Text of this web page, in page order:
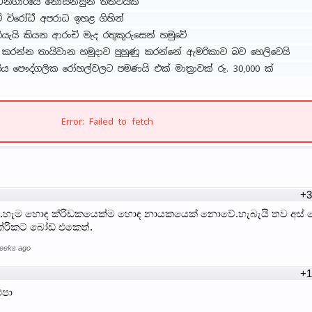
විරෝධී අපරාධ ඉහළ ගිහින්
කියන ආරංචි මැද රතුකුරුසෙන් හමුවේ
තායිවාන හමුදාව පුහුණු කරන්නේ ඇමරිකාව බව හෙලිවෙයි
පෞද්ගලික රෝහල්වලට පමණයි එක් මාත්‍රාවක් රු. 30,000 ක්
Error: Failed to fetch
හොඳ ක්රිඩකයෙක්ම හොඳ නායකයෙක් නොවේ.හැබැයි තව අස්
බෝඩ් එකෙත්.
ago